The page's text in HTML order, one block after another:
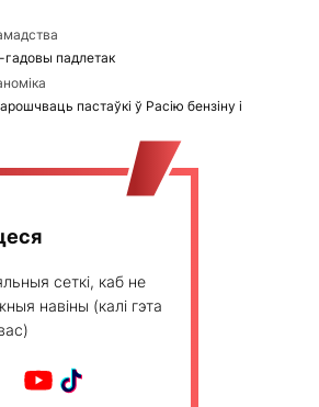
гадовы падлетак
пастаўкі ў Расію бензіну і
сеткі, каб не
навіны (калі гэта